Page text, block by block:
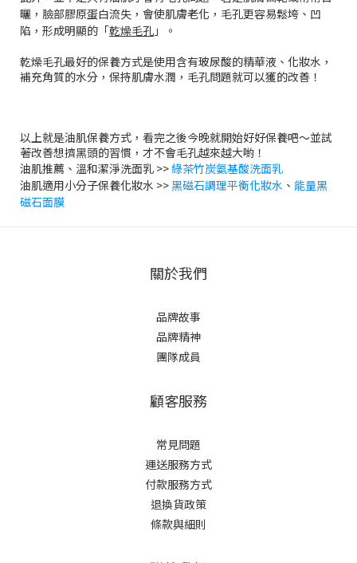
曬，臉部膠原蛋白流失，會使肌膚老化，毛孔更容易鬆垮、凹
陷，形成明顯的「乾燥毛孔 」。
乾燥毛孔最好的保養方式是使用含有玻尿酸的精華液、化妝水，
補充角質的水分，保持肌膚水潤，毛孔問題就可以獲的改善！
以上就是油肌保養方式，看完之後今晚就開始好好保養吧～並試
著改善想擠黑頭的習慣，才不會毛孔越來越大喲！
油肌推薦、溫和潔淨洗面乳 >>綠茶竹炭氨基酸洗面乳
油肌適用小分子保養化妝水 >>黑磁石調理平衡化妝水 、 能量黑
磁石面膜
關於我們
品牌故事
品牌精神
團隊成員
顧客服務
常見問題
運送服務方式
付款服務方式
退換貨政策
條款與細則